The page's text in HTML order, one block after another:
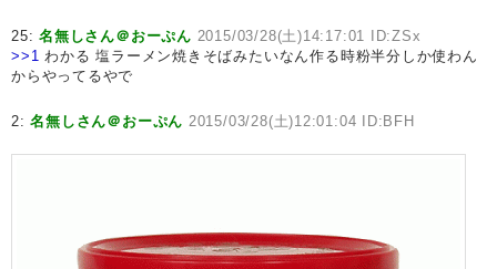
25:名無しさん＠おーぷん 2015/03/28(土)14:17:01 ID:ZSx
>>1 わかる 塩ラーメン焼きそばみたいなん作る時粉半分しか使わん
からやってるやで
2:名無しさん＠おーぷん 2015/03/28(土)12:01:04 ID:BFH